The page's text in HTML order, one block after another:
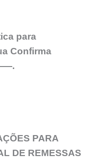
para
Confirma
PARA
DE REMESSAS